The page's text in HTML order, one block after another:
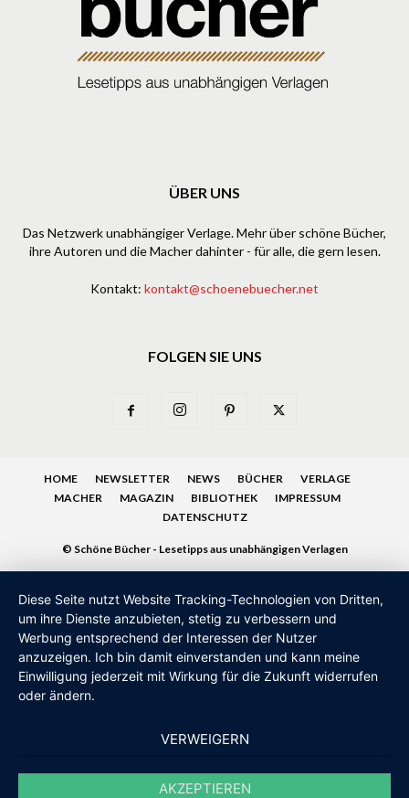
ÜBER UNS
Das Netzwerk unabhängiger Verlage. Mehr über schöne Bücher,
ihre Autoren und die Macher dahinter - für alle, die gern lesen.
Kontakt: kontakt@schoenebuecher.net
FOLGEN SIE UNS
HOME NEWSLETTER NEWS BÜCHER
VERLAGE
MACHER
MAGAZIN BIBLIOTHEK
IMPRESSUM
DATENSCHUTZ
© Schöne Bücher - Lesetipps aus unabhängigen Verlagen
Diese Seite nutzt Website Tracking-Technologien von Dritten,
um ihre Dienste anzubieten, stetig zu verbessern und
Werbung entsprechend der Interessen der Nutzer
anzuzeigen. Ich bin damit einverstanden und kann meine
Einwilligung jederzeit mit Wirkung für die Zukunft widerrufen
oder ändern.
VERWEIGERN
AKZEPTIEREN